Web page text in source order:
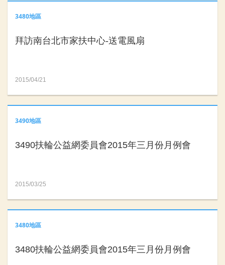
3480地區
拜訪南台北市家扶中心-送電風扇
2015/04/21
3490地區
3490扶輪公益網委員會2015年三月份月例會
2015/03/25
3480地區
3480扶輪公益網委員會2015年三月份月例會